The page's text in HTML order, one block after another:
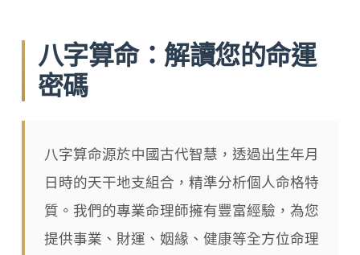
八字算命：解讀您的命運
密碼
八字算命源於中國古代智慧，透過出生年月
日時的天干地支組合，精準分析個人命格特
質。我們的專業命理師擁有豐富經驗，為您
提供事業、財運、姻緣、健康等全方位命理